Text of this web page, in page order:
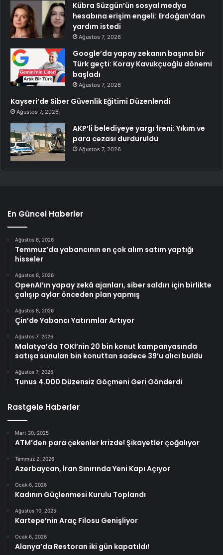
Kübra Süzgün’ün sosyal medya
hesabına erişim engeli: Erdoğan’dan
yardım istedi
Ağustos 7, 2026
Google’da yapay zekanın başına bir
Türk geçti: Koray Kavukçuoğlu dönemi
başladı
Ağustos 7, 2026
Kayseri’de Siber Güvenlik Eğitimi Düzenlendi
Ağustos 7, 2026
AKP’li belediyeye yargı freni: Yıkım ve
para cezası durduruldu
Ağustos 7, 2026
En Güncel Haberler
Ağustos 8, 2026
Temmuz’da yabancının en çok alım satım yaptığı
hisseler
Ağustos 8, 2026
OpenAI’ın yapay zekâ ajanları, siber saldırı için birlikte
çalışıp aylar önceden plan yapmış
Ağustos 8, 2026
Çin’de Yabancı Yatırımlar Artıyor
Ağustos 7, 2026
Malatya’da TOKİ’nin 20 bin konut kampanyasında
satışa sunulan bin konuttan sadece 39’u alıcı buldu
Ağustos 7, 2026
Tunus 4.000 Düzensiz Göçmeni Geri Gönderdi
Rastgele Haberler
Mart 30, 2025
ATM’den para çekenler krizde! Şikayetler çoğalıyor
Temmuz 2, 2026
Azerbaycan, İran Sınırında Yeni Kapı Açıyor
Ocak 6, 2026
Kadının Güçlenmesi Kurulu Toplandı
Ağustos 10, 2025
Kartepe’nin Araç Filosu Genişliyor
Ocak 6, 2026
Alanya’da Restoran iki gün kapatıldı!